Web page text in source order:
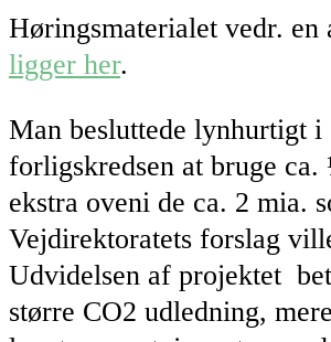
Høringsmaterialet vedr. en
ligger her.
Man besluttede lynhurtigt i
forligskredsen at bruge
ekstra oveni de ca. 2 mia.
Vejdirektoratets forslag
Udvidelsen af projektet
større CO2 udledning,